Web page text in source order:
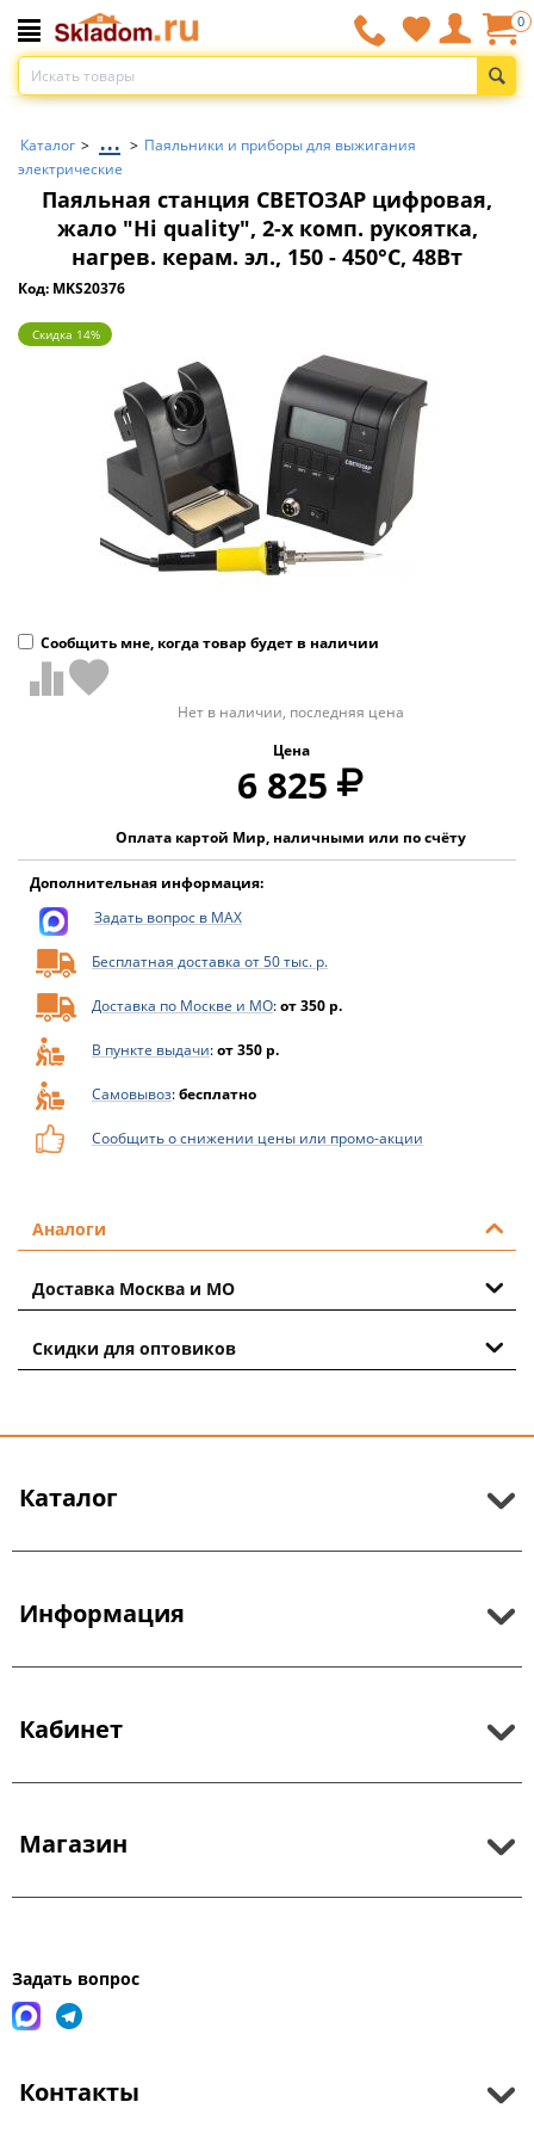
0
Каталог > ... > Паяльники и приборы для выжигания
электрические
Паяльная станция СВЕТОЗАР цифровая,
жало ″Hi quality″, 2-х комп. рукоятка,
нагрев. керам. эл., 150 - 450°C, 48Вт
Код: MKS20376
Скидка 14%
Сообщить мне, когда товар будет в наличии
Нет в наличии, последняя цена
Цена
6 825
Оплата картой Мир, наличными или по счёту
Дополнительная информация:
Задать вопрос в MAX
Бесплатная доставка от 50 тыс. р.
Доставка по Москве и МО:от 350 р.
В пункте выдачи:от 350 р.
Самовывоз:бесплатно
Сообщить о снижении цены или промо-акции
Аналоги
Доставка Москва и МО
Скидки для оптовиков
Каталог
Информация
Кабинет
Магазин
Задать вопрос
Контакты